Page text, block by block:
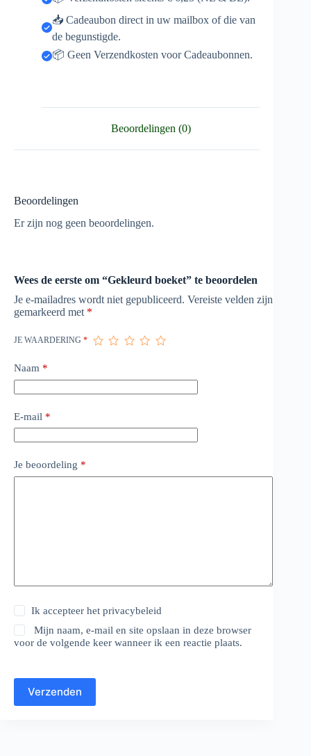
📥 Cadeaubon direct in uw mailbox of die van
de begunstigde.
📦 Geen Verzendkosten voor Cadeaubonnen.
Beoordelingen (0)
Beoordelingen
Er zijn nog geen beoordelingen.
Wees de eerste om “Gekleurd boeket” te beoordelen
Je e-mailadres wordt niet gepubliceerd. Vereiste velden zijn
gemarkeerd met *
JE WAARDERING *
Naam *
E-mail *
Je beoordeling *
Ik accepteer hetprivacybeleid
Mijn naam, e-mail en site opslaan in deze browser
voor de volgende keer wanneer ik een reactie plaats.
Verzenden